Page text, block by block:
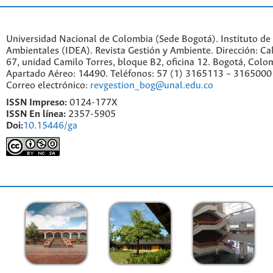
Universidad Nacional de Colombia (Sede Bogotá). Instituto de
Ambientales (IDEA). Revista Gestión y Ambiente. Dirección:
67, unidad Camilo Torres, bloque B2, oficina 12. Bogotá,
Apartado Aéreo: 14490. Teléfonos: 57 (1) 3165113 –
Correo electrónico: revgestion_bog@unal.edu.co
ISSN Impreso: 0124-177X
ISSN En línea: 2357-5905
Doi:10.15446/ga